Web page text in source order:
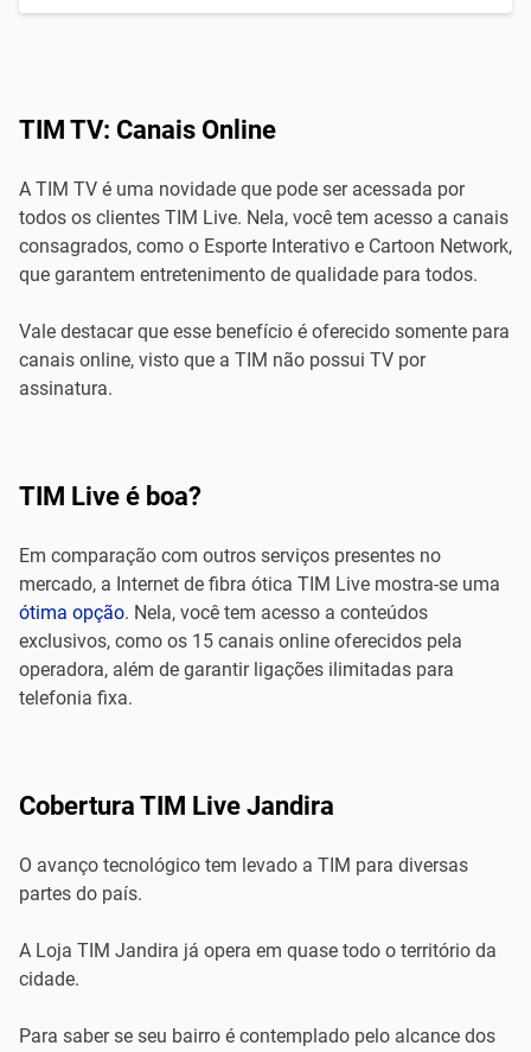
TIM TV: Canais Online
A TIM TV é uma novidade que pode ser acessada por
todos os clientes TIM Live. Nela, você tem acesso a canais
consagrados, como o Esporte Interativo e Cartoon Network,
que garantem entretenimento de qualidade para todos.
Vale destacar que esse benefício é oferecido somente para
canais online, visto que a TIM não possui TV por
assinatura.
TIM Live é boa?
Em comparação com outros serviços presentes no
mercado, a Internet de fibra ótica TIM Live mostra-se uma
ótima opção. Nela, você tem acesso a conteúdos
exclusivos, como os 15 canais online oferecidos pela
operadora, além de garantir ligações ilimitadas para
telefonia fixa.
Cobertura TIM Live Jandira
O avanço tecnológico tem levado a TIM para diversas
partes do país.
A Loja TIM Jandira já opera em quase todo o território da
cidade.
Para saber se seu bairro é contemplado pelo alcance dos